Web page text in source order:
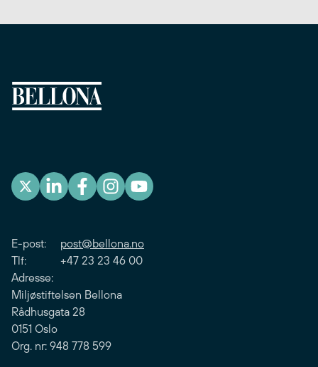
E-post: post@bellona.no
Tlf: +47 23 23 46 00
Adresse:
Miljøstiftelsen Bellona
Rådhusgata 28
0151 Oslo
Org. nr: 948 778 599